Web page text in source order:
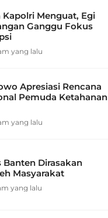
Menguat, Egi
Ganggu Fokus
yang lalu
Apresiasi Rencana
Pemuda Ketahanan
yang lalu
Banten Dirasakan
Masyarakat
yang lalu